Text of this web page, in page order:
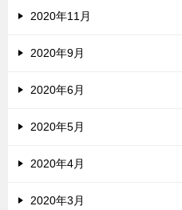
2020年11月
2020年9月
2020年6月
2020年5月
2020年4月
2020年3月